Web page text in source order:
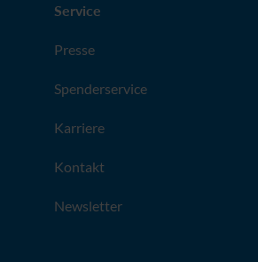
Service
Presse
Spenderservice
Karriere
Kontakt
Newsletter